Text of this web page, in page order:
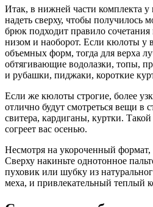
Итак, в нижней части комплекта у
надеть сверху, чтобы получилось
брюк подходит правило
низом и наоборот. Если кюлоты у
объемных форм, тогда для верха
обтягивающие водолазки, топы,
и рубашки, пиджаки, короткие
Если же кюлоты строгие, более
отлично будут смотреться вещи в
свитера, кардиганы, куртки.
согреет вас осенью.
Несмотря на укороченный
Сверху накиньте однотонное
пуховик или шубку из
меха, и привлекательный теплый